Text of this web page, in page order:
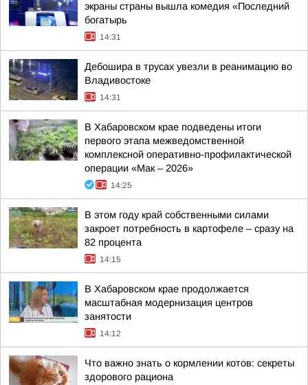
экраны страны вышла комедия «Последний
богатырь
14:31
Дебошира в трусах увезли в реанимацию во
Владивостоке
14:31
В Хабаровском крае подведены итоги
первого этапа межведомственной
комплексной оперативно-профилактической
операции «Мак – 2026»
14:25
В этом году край собственными силами
закроет потребность в картофеле – сразу на
82 процента
14:15
В Хабаровском крае продолжается
масштабная модернизация центров
занятости
14:12
Что важно знать о кормлении котов: секреты
здорового рациона